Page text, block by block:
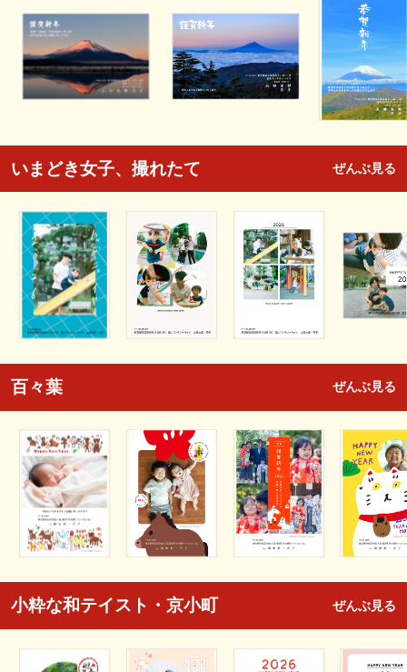
いまどき女子、撮れたて ぜんぶ見る
百々葉 ぜんぶ見る
小粋な和テイスト・京小町 ぜんぶ見る